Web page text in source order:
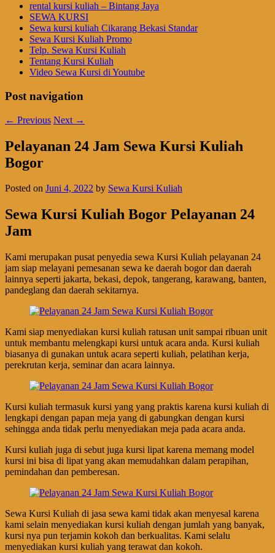
rental kursi kuliah – Bintang Jaya
SEWA KURSI
Sewa kursi kuliah Cikarang Bekasi Standar
Sewa Kursi Kuliah Promo
Telp. Sewa Kursi Kuliah
Tentang Kursi Kuliah
Video Sewa Kursi di Youtube
Post navigation
← Previous Next →
Pelayanan 24 Jam Sewa Kursi Kuliah
Bogor
Posted on Juni 4, 2022 by Sewa Kursi Kuliah
Sewa Kursi Kuliah Bogor Pelayanan 24
Jam
Kami merupakan pusat penyedia sewa Kursi Kuliah pelayanan 24
jam siap melayani pemesanan sewa ke daerah bogor dan daerah
lainnya seperti jakarta, bekasi, depok, tangerang, karawang, banten,
pandeglang dan daerah sekitarnya.
Kami siap menyediakan kursi kuliah ratusan unit sampai ribuan unit
untuk membantu melengkapi kursi untuk acara anda. Kursi kuliah
biasanya di gunakan untuk acara seperti kuliah, pelatihan kerja,
perekrutan kerja, seminar dan acara lainnya.
Kursi kuliah termasuk kursi yang yang praktis karena kursi kuliah di
lengkapi dengan papan meja yang di gabungkan dengan kursi
sehingga anda tidak perlu menyediakan meja pada acara anda.
Kursi kuliah juga di sebut juga kursi lipat karena memang model
kursi ini bisa di lipat yang akan memudahkan dalam perapihan,
pemindahan dan pemberesan.
Sewa Kursi Kuliah di jasa sewa kami tidak akan menyesal karena
kami selain menyediakan kursi kuliah dengan jumlah yang banyak,
kursi nya pun terjamin kokoh dan berkualitas. Kami selalu
menyediakan kursi kuliah yang terawat dan kokoh.